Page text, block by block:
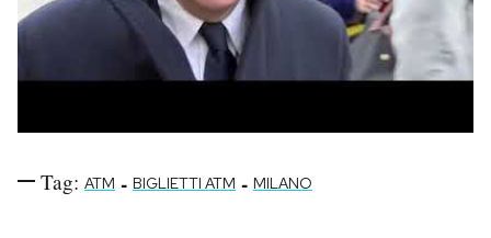
Tag: ATM - BIGLIETTI ATM - MILANO